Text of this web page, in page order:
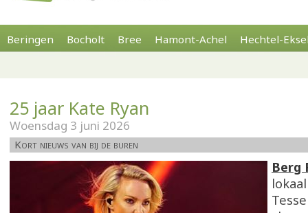
Beringen Bocholt Bree Hamont-Achel Hechtel-
25 jaar Kate Ryan
Woensdag 3 juni 2026
Kort nieuws van bij de buren
Berg